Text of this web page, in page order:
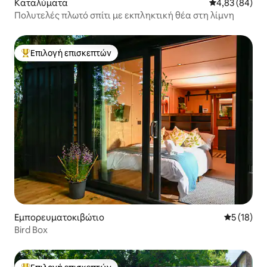
Καταλύματα Μέση
4,83 (84)
Πολυτελές πλωτό σπίτι με εκπληκτική θέα στη λίμνη
Κορυφαία επιλογή επισκεπτών
Επιλογή επισκεπτών
Εμπορευματοκιβώτιο Μέση
5 (18)
Bird Box